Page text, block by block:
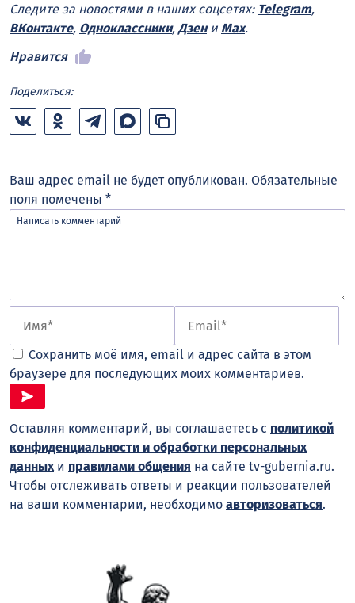
Следите за новостями в наших соцсетях: Telegram,
ВКонтакте, Одноклассники, Дзени Max.
Нравится
Поделиться:
Ваш адрес email не будет опубликован. Обязательные
поля помечены *
Сохранить моё имя, email и адрес сайта в этом
браузере для последующих моих комментариев.
Оставляя комментарий, вы соглашаетесь с политикой
конфиденциальности и обработки персональных
данныхи правилами общения на сайте tv-gubernia.ru.
Чтобы отслеживать ответы и реакции пользователей
на ваши комментарии, необходимо авторизоваться.